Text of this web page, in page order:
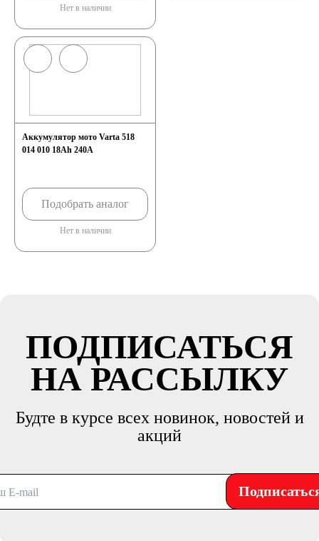
Нет в наличии
Аккумулятор мото Varta 518
014 010 18Ah 240A
Подобрать аналог
Нет в наличии
ПОДПИСАТЬСЯ
НА РАССЫЛКУ
Будте в курсе всех новинок, новостей и
акций